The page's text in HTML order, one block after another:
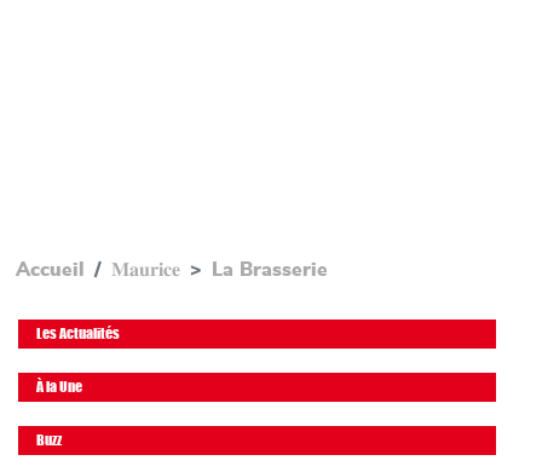
Accueil 𝐌𝐚𝐮𝐫𝐢𝐜𝐞 La Brasserie
Les Actualités
À la Une
Buzz